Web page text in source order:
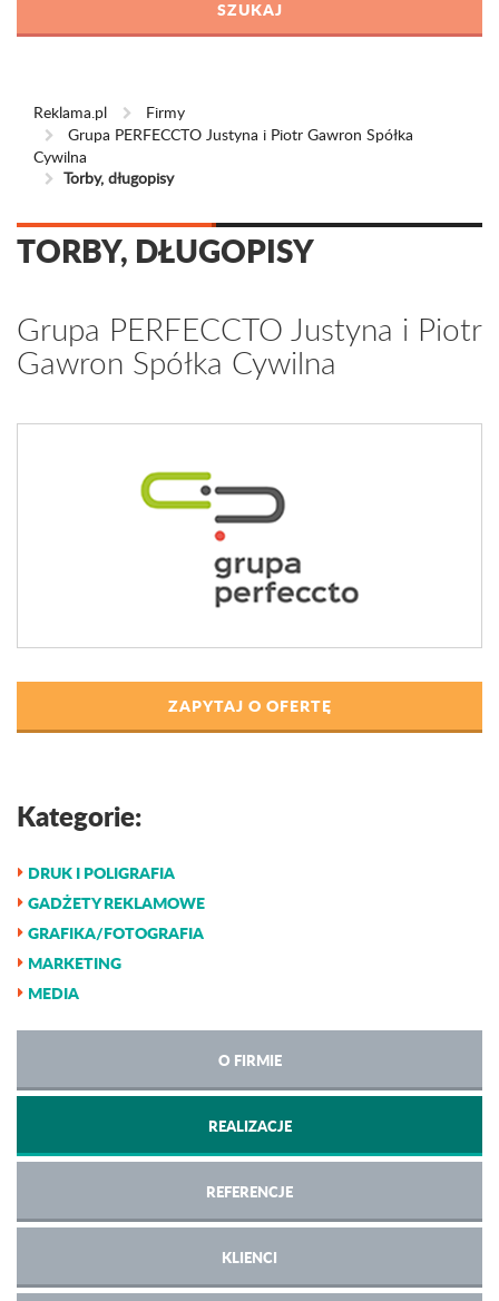
Reklama.pl
Firmy
Grupa PERFECCTO Justyna i Piotr Gawron Spółka
Cywilna
Torby, długopisy
TORBY, DŁUGOPISY
Grupa PERFECCTO Justyna i Piotr
Gawron Spółka Cywilna
ZAPYTAJ O OFERTĘ
Kategorie:
DRUK I POLIGRAFIA
GADŻETY REKLAMOWE
GRAFIKA/FOTOGRAFIA
MARKETING
MEDIA
O FIRMIE
REALIZACJE
REFERENCJE
KLIENCI